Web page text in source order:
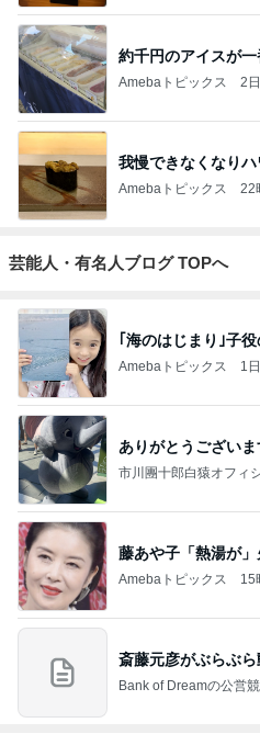
約千円のアイスが
Amebaトピックス 2
我慢できなくなり
Amebaトピックス 22
芸能人・有名人ブログ TOPへ
｢海のはじまり｣子
Amebaトピックス 1
ありがとうございま
市川團十郎白猿オフィ
藤あや子「熱湯が
Amebaトピックス 15
斎藤元彦がぶらぶ
Bank of Dreamの公営